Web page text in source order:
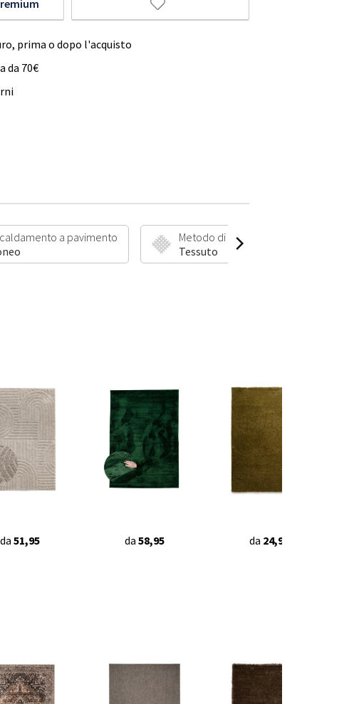
prima o dopo l'acquisto
da 70€
a pavimento
Metodo di produzione
Tessuto
da 51,95 da 58,95 da 24,95